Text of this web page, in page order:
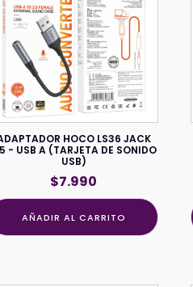
HOCO LS36 JACK
- USB A (TARJETA DE SONIDO
USB)
$7.990
AÑADIR AL CARRITO